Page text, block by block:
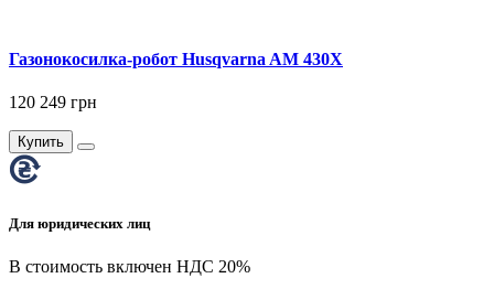
Газонокосилка-робот Husqvarna AM 430X
120 249 грн
Купить
Для юридических лиц
В стоимость включен НДС 20%